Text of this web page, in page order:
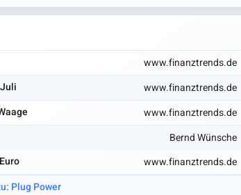
www.finanztrends.de
www.finanztrends.de
www.finanztrends.de
Bernd Wünsche
www.finanztrends.de
Plug Power